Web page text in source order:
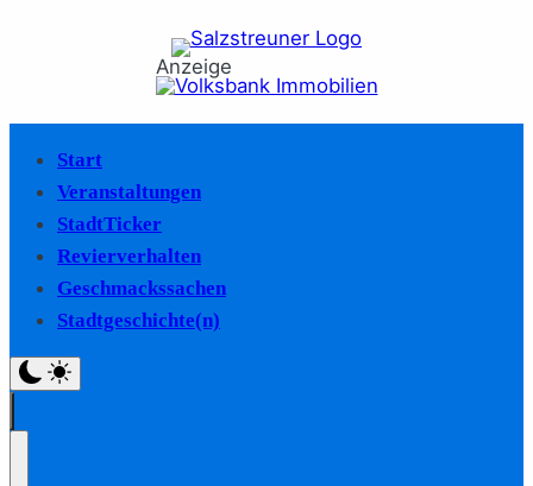
Anzeige
Start
Veranstaltungen
StadtTicker
Revierverhalten
Geschmackssachen
Stadtgeschichte(n)